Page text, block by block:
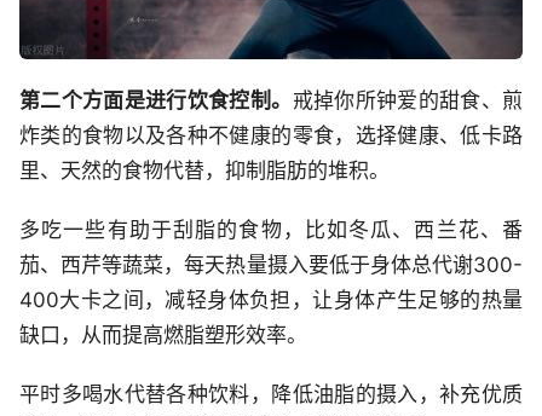
第二个方面是进行饮食控制。 戒掉你所钟爱的甜食、煎
炸类的食物以及各种不健康的零食，选择健康、低卡路
里、天然的食物代替，抑制脂肪的堆积。
多吃一些有助于刮脂的食物，比如冬瓜、西兰花、番
茄、西芹等蔬菜，每天热量摄入要低于身体总代谢300-
400大卡之间，减轻身体负担，让身体产生足够的热量
缺口，从而提高燃脂塑形效率。
平时多喝水代替各种饮料，降低油脂的摄入，补充优质